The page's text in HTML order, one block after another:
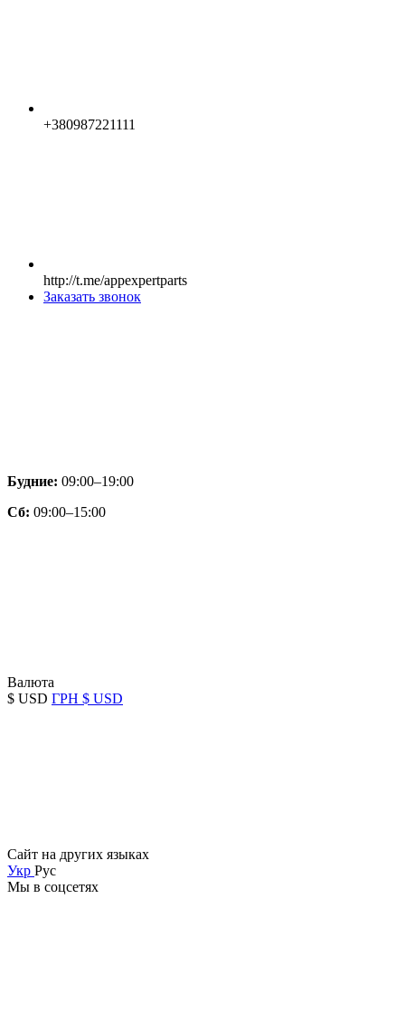
+380987221111
http://t.me/appexpertparts
Заказать звонок
Будние: 09:00–19:00
Сб: 09:00–15:00
Валюта
$ USD ГРН $ USD
Сайт на других языках
Укр Рус
Мы в соцсетях